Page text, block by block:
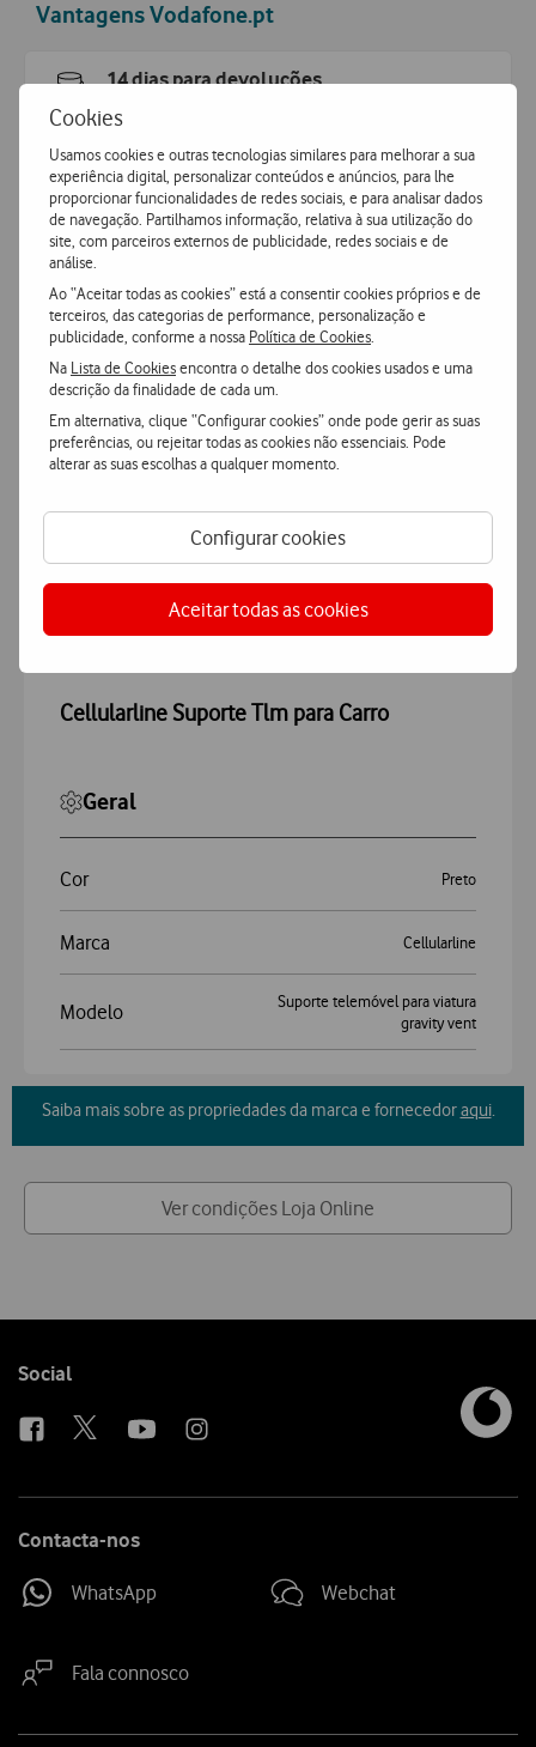
Cookies
Usamos cookies e outras tecnologias similares para melhorar a sua
experiência digital, personalizar conteúdos e anúncios, para lhe
proporcionar funcionalidades de redes sociais, e para analisar dados
de navegação. Partilhamos informação, relativa à sua utilização do
site, com parceiros externos de publicidade, redes sociais e de
análise.
Ao “Aceitar todas as cookies” está a consentir cookies próprios e de
terceiros, das categorias de performance, personalização e
publicidade, conforme a nossa Política de Cookies
Na Lista de Cookiesencontra o detalhe dos cookies usados e uma
descrição da finalidade de cada um.
Em alternativa, clique “Configurar cookies” onde pode gerir as suas
preferências, ou rejeitar todas as cookies não essenciais. Pode
alterar as suas escolhas a qualquer momento.
Configurar cookies
Aceitar todas as cookies
Vantagens Vodafone.pt
14 dias para devoluções
Pode devolver gratuitamente qualquer produto numa das
Entrega grátise ultrarápida
Encomende hoje antes das 16h e receba no dia útil
seguinte
ou receba em loja.
Pagamentosimples e seguro
Accordeon
Mais Características
Cellularline Suporte Tlm para Carro
Geral
Cor Preto
Marca Cellularline
Modelo
Suporte telemóvel para viatura
gravity vent
Saiba mais sobre as propriedades da marca e fornecedoraqui.
Ver condições Loja Online
Follow
Social
Contacta-nos
WhatsApp Webchat
Fala connosco